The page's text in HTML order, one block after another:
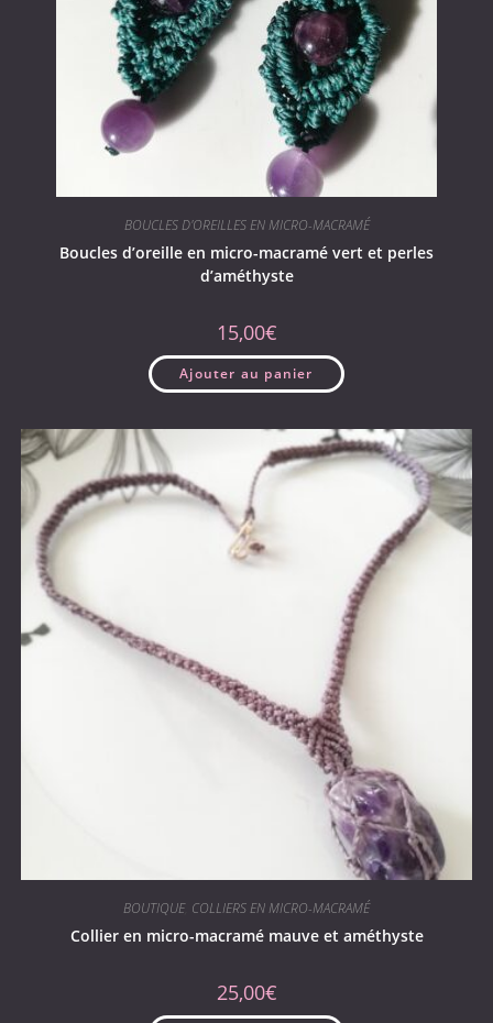
BOUCLES D'OREILLES EN MICRO-MACRAMÉ
Boucles d’oreille en micro-macramé vert et perles
d’améthyste
15,00€
Ajouter au panier
BOUTIQUE, COLLIERS EN MICRO-MACRAMÉ
Collier en micro-macramé mauve et améthyste
25,00€